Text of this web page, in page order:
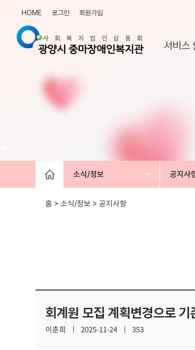
HOME 로그인 회원가입
서비스
소식/정보 공지사
홈 > 소식/정보 > 공지사항
회계원 모집 계획변경으로
이춘희 2025-11-24 353